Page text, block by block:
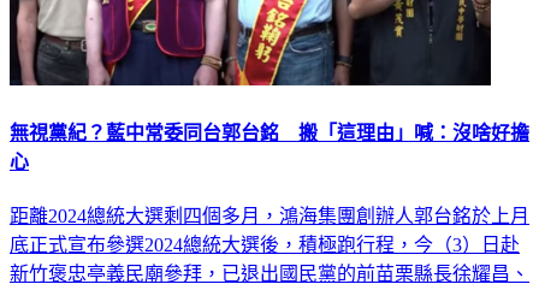
無視黨紀？藍中常委同台郭台銘 搬「這理由」喊：沒啥好擔
心
距離2024總統大選剩四個多月，鴻海集團創辦人郭台銘於上月
底正式宣布參選2024總統大選後，積極跑行程，今（3）日赴
新竹褒忠亭義民廟參拜，已退出國民黨的前苗栗縣長徐耀昌、